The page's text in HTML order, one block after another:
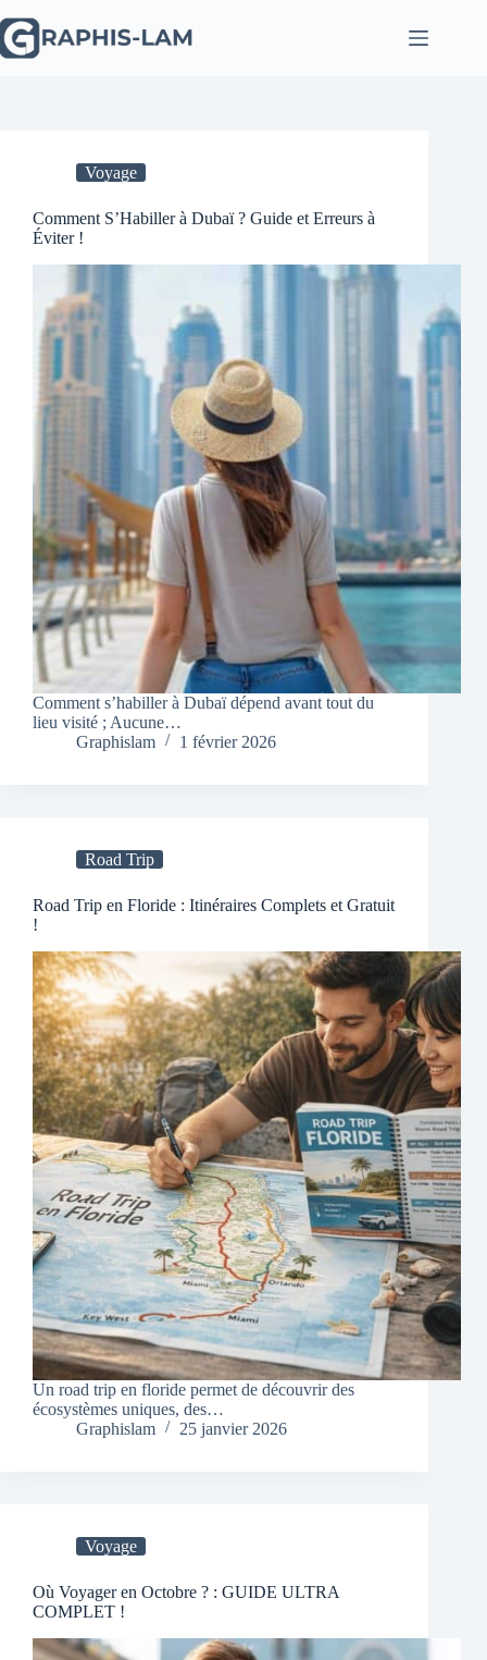
au
contenu
Voyage
Comment S’Habiller à Dubaï ? Guide et Erreurs à
Éviter !
Comment s’habiller à Dubaï dépend avant tout du
lieu visité ; Aucune…
Graphislam
1 février 2026
Road Trip
Road Trip en Floride : Itinéraires Complets et Gratuit
!
Un road trip en floride permet de découvrir des
écosystèmes uniques, des…
Graphislam
25 janvier 2026
Voyage
Où Voyager en Octobre ? : GUIDE ULTRA
COMPLET !